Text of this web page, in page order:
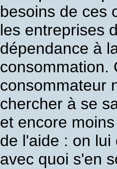
besoins de ces
les entreprises
dépendance à
consommation.
consommateur
chercher à se
et encore
de l'aide : on
avec quoi s'en